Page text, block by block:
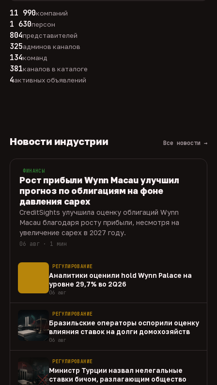
11 990компаний
1 630персон
804представителей
325админов каналов
134команд
381каналов в каталоге
4активных объявлений
Новости индустрии Все новости →
ФИНАНСЫ
Рост прибыли Wynn Macau улучшил
прогноз по облигациям на фоне
давления capex
CreditSights улучшила оценку облигаций Wynn
Macau благодаря росту прибыли, несмотря на
увеличение capex в 2027 году.
06 авг · 1 мин
РЕГУЛИРОВАНИЕ
Аналитики оценили hold Wynn Palace на
уровне 29,7% во 2Q26
06 авг
РЕГУЛИРОВАНИЕ
Бразильские операторы оспорили оценку
влияния ставок на долги домохозяйств
06 авг
РЕГУЛИРОВАНИЕ
Министр Турции назвал нелегальные
ставки бичом, разлагающим общество